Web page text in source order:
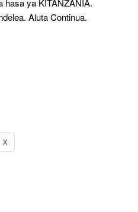
hasa ya KITANZANIA.
Aluta Continua.
X